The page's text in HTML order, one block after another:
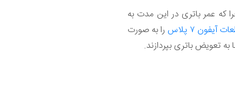
انجام شود چرا که عمر باتری در این مدت به
آیفون ۷ پلاس
را به صورت
تعویض باتری بپردازند.